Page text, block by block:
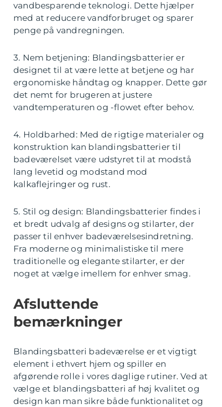
vandbesparende teknologi. Dette hjælper
med at reducere vandforbruget og sparer
penge på vandregningen.
3. Nem betjening: Blandingsbatterier er
designet til at være lette at betjene og har
ergonomiske håndtag og knapper. Dette gør
det nemt for brugeren at justere
vandtemperaturen og -flowet efter behov.
4. Holdbarhed: Med de rigtige materialer og
konstruktion kan blandingsbatterier til
badeværelset være udstyret til at modstå
lang levetid og modstand mod
kalkaflejringer og rust.
5. Stil og design: Blandingsbatterier findes i
et bredt udvalg af designs og stilarter, der
passer til enhver badeværelsesindretning.
Fra moderne og minimalistiske til mere
traditionelle og elegante stilarter, er der
noget at vælge imellem for enhver smag.
Afsluttende
bemærkninger
Blandingsbatteri badeværelse er et vigtigt
element i ethvert hjem og spiller en
afgørende rolle i vores daglige rutiner. Ved at
vælge et blandingsbatteri af høj kvalitet og
design kan man sikre både funktionalitet og